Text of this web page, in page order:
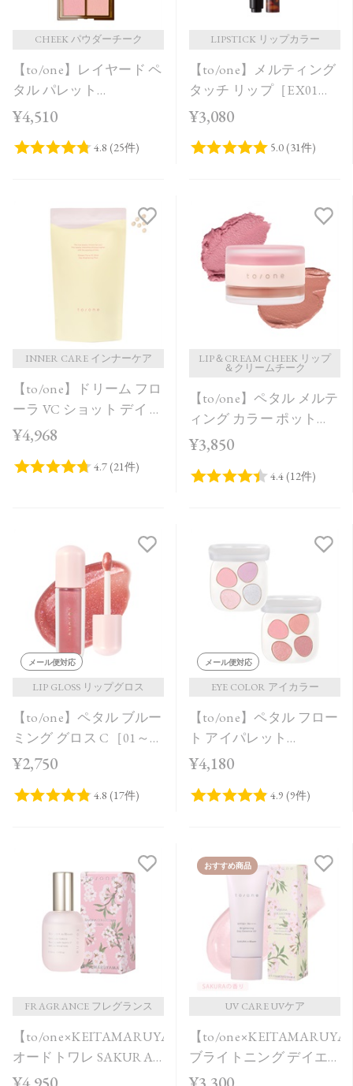
CHEEK パウダーチーク
【to/one】レイヤード ペ
タル パレット
［EX01,EX02］＜限定品
¥4,510
LIPSTICK リップカラー
【to/one】メルティング
タッチ リップ［EX01～
EX03］＜限定品＞
¥3,080
INNER CARE インナーケア
【to/one】ドリーム フロ
ーラ VC ショット デイ ブ
ライトニング プラス＜
¥4,968
LIP＆CREAM CHEEK リップ
＆クリームチーク
【to/one】ペタル メルテ
ィング カラー ポット
［EX01～EX04］＜限定
Collection＞
¥3,850
メール便対応
LIP GLOSS リップグロス
【to/one】ペタル ブルー
ミング グロス C［01～
03］＜2026 Summer
¥2,750
メール便対応
EYE COLOR アイカラー
【to/one】ペタル フロー
ト アイパレット
［09,10］＜2026 Summer
¥4,180
FRAGRANCE フレグランス
【to/one×KEITAMARUYAMA】
オードトワレ SAKURA
in Bloom＜限定品＞
おすすめ商品
UV CARE UVケア
【to/
ブライトニング デイエ
ッセンス UV SAKURA in